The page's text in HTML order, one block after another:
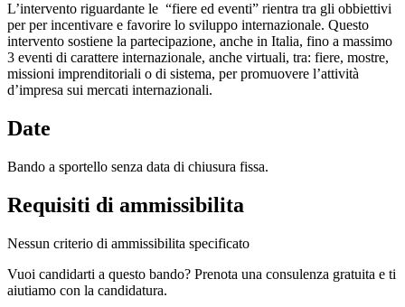
L’intervento riguardante le “fiere ed eventi” rientra tra gli obbiettivi
per per incentivare e favorire lo sviluppo internazionale. Questo
intervento sostiene la partecipazione, anche in Italia, fino a massimo
3 eventi di carattere internazionale, anche virtuali, tra: fiere, mostre,
missioni imprenditoriali o di sistema, per promuovere l’attività
d’impresa sui mercati internazionali.
Date
Bando a sportello senza data di chiusura fissa.
Requisiti di ammissibilita
Nessun criterio di ammissibilita specificato
Vuoi candidarti a questo bando? Prenota una consulenza gratuita e ti
aiutiamo con la candidatura.